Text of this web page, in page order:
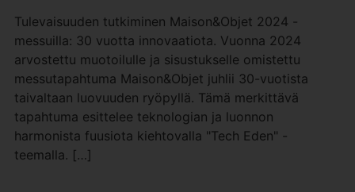
Tulevaisuuden tutkiminen Maison&Objet 2024 -
messuilla: 30 vuotta innovaatiota. Vuonna 2024
arvostettu muotoilulle ja sisustukselle omistettu
messutapahtuma Maison&Objet juhlii 30-vuotista
taivaltaan luovuuden ryöpyllä. Tämä merkittävä
tapahtuma esittelee teknologian ja luonnon
harmonista fuusiota kiehtovalla "Tech Eden" -
teemalla. […]